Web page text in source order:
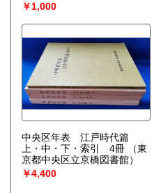
￥1,000
中央区年表 江戸時代篇
上・中・下・索引 4冊
（東
京都中央区立京橋図書館）
￥4,400